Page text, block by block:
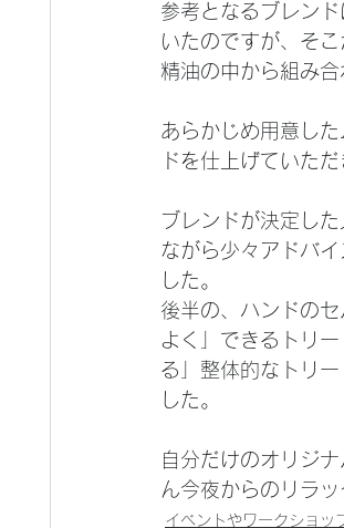
参考となるブレン
いたのですが、そ
精油の中から組み
あらかじめ用意し
ドを仕上げていた
ブレンドが決定し
ながら少々アドバ
した。
後半の、ハンドの
よく」できるトリ
る」整体的なトリ
した。
自分だけのオリジ
ん今夜からのリラ
イベントやワークショッ